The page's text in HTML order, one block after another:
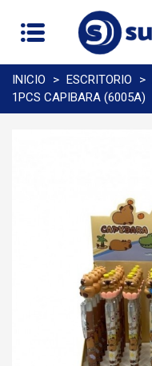
INICIO > ESCRITORIO >
1PCS CAPIBARA (6005A)